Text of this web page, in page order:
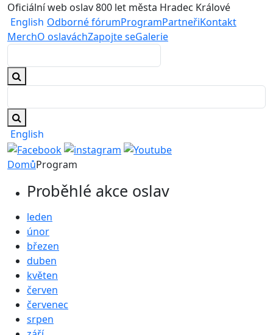
Oficiální web oslav 800 let města Hradec Králové
English Odborné fórumProgramPartneřiKontakt
MerchO oslaváchZapojte seGalerie
English
DomůProgram
Proběhlé akce oslav
leden
únor
březen
duben
květen
červen
červenec
srpen